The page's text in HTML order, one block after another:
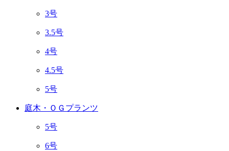
3号
3.5号
4号
4.5号
5号
庭木・ＯＧプランツ
5号
6号